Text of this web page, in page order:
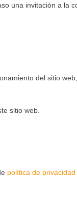
una invitación a la
del sitio
sitio web.
política de privacidad